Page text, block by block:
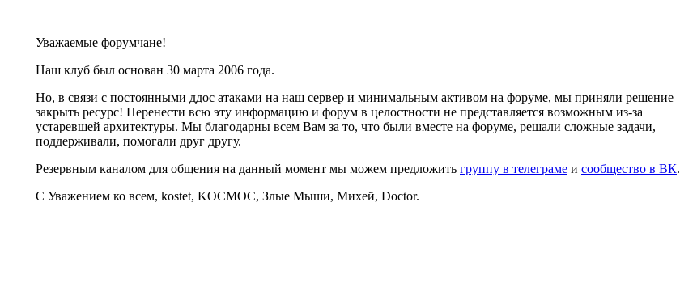
Уважаемые форумчане!
Наш клуб был основан 30 марта 2006 года.
Но, в связи с постоянными ддос атаками на наш сервер и минимальным активом на форуме, мы приняли решение
закрыть ресурс! Перенести всю эту информацию и форум в целостности не представляется возможным из-за
устаревшей архитектуры. Мы благодарны всем Вам за то, что были вместе на форуме, решали сложные задачи,
поддерживали, помогали друг другу.
Резервным каналом для общения на данный момент мы можем предложить группу в телеграме и сообщество в ВК.
С Уважением ко всем, kostet, KOCMOC, Злые Мыши, Михей, Doctor.